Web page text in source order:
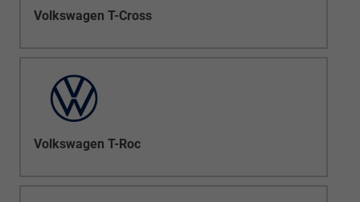
Volkswagen T-Cross
Volkswagen T-Roc